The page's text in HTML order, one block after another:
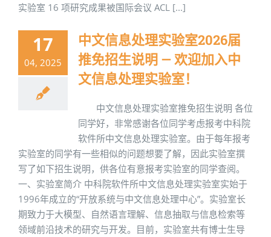
实验室 16 项研究成果被国际会议 ACL [...]
17
04, 2025
中文信息处理实验室2026届
推免招生说明 — 欢迎加入中
文信息处理实验室！
中文信息处理实验室推免招生说明 各位
同学好，非常感谢各位同学考虑报考中科院
软件所中文信息处理实验室。由于每年报考
实验室的同学有一些相似的问题想要了解，因此实验室撰
写了如下招生说明，供各位有意报考实验室的同学查阅。
一、实验室简介 中科院软件所中文信息处理实验室实始于
1996年成立的“开放系统与中文信息处理中心”。实验室长
期致力于大模型、自然语言理解、信息抽取与信息检索等
领域前沿技术的研究与开发。目前，实验室共有博士生导